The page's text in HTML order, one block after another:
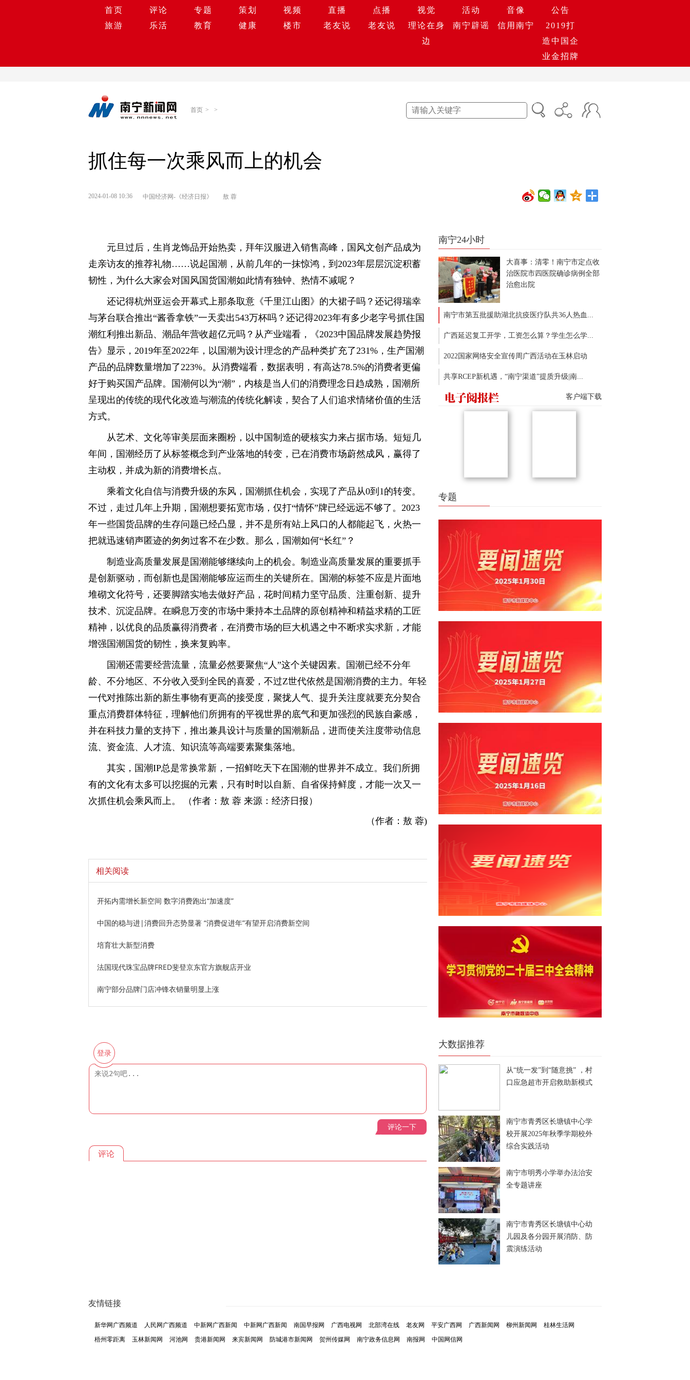
首页 评论 专题 策划 视频 直播 点播 视觉 活动 音像
公告
旅游
乐活 教育 健康 楼市 老友说 老友说
理论在身
边
南宁辟谣 信用南宁
2019打
造中国企
业金招牌
首页 > >
抓住每一次乘风而上的机会
2024-01-08 10:36 中国经济网-《经济日报》 敖 蓉
元旦过后，生肖龙饰品开始热卖，拜年汉服进入销售高峰，国风文创产品成为
走亲访友的推荐礼物……说起国潮，从前几年的一抹惊鸿，到2023年层层沉淀积蓄
韧性，为什么大家会对国风国货国潮如此情有独钟、热情不减呢？
还记得杭州亚运会开幕式上那条取意《千里江山图》的大裙子吗？还记得瑞幸
与茅台联合推出“酱香拿铁”一天卖出543万杯吗？还记得2023年有多少老字号抓住国
潮红利推出新品、潮品年营收超亿元吗？从产业端看，《2023中国品牌发展趋势报
告》显示，2019年至2022年，以国潮为设计理念的产品种类扩充了231%，生产国潮
产品的品牌数量增加了223%。从消费端看，数据表明，有高达78.5%的消费者更偏
好于购买国产品牌。国潮何以为“潮”，内核是当人们的消费理念日趋成熟，国潮所
呈现出的传统的现代化改造与潮流的传统化解读，契合了人们追求情绪价值的生活
方式。
从艺术、文化等审美层面来圈粉，以中国制造的硬核实力来占据市场。短短几
年间，国潮经历了从标签概念到产业落地的转变，已在消费市场蔚然成风，赢得了
主动权，并成为新的消费增长点。
乘着文化自信与消费升级的东风，国潮抓住机会，实现了产品从0到1的转变。
不过，走过几年上升期，国潮想要拓宽市场，仅打“情怀”牌已经远远不够了。2023
年一些国货品牌的生存问题已经凸显，并不是所有站上风口的人都能起飞，火热一
把就迅速销声匿迹的匆匆过客不在少数。那么，国潮如何“长红”？
制造业高质量发展是国潮能够继续向上的机会。制造业高质量发展的重要抓手
是创新驱动，而创新也是国潮能够应运而生的关键所在。国潮的标签不应是片面地
堆砌文化符号，还要脚踏实地去做好产品，花时间精力坚守品质、注重创新、提升
技术、沉淀品牌。在瞬息万变的市场中秉持本土品牌的原创精神和精益求精的工匠
精神，以优良的品质赢得消费者，在消费市场的巨大机遇之中不断求实求新，才能
增强国潮国货的韧性，换来复购率。
国潮还需要经营流量，流量必然要聚焦“人”这个关键因素。国潮已经不分年
龄、不分地区、不分收入受到全民的喜爱，不过Z世代依然是国潮消费的主力。年轻
一代对推陈出新的新生事物有更高的接受度，聚拢人气、提升关注度就要充分契合
重点消费群体特征，理解他们所拥有的平视世界的底气和更加强烈的民族自豪感，
并在科技力量的支持下，推出兼具设计与质量的国潮新品，进而使关注度带动信息
流、资金流、人才流、知识流等高端要素聚集落地。
其实，国潮IP总是常换常新，一招鲜吃天下在国潮的世界并不成立。我们所拥
有的文化有太多可以挖掘的元素，只有时时以自新、自省保持鲜度，才能一次又一
次抓住机会乘风而上。 （作者：敖 蓉 来源：经济日报）
（作者：敖 蓉)
相关阅读
开拓内需增长新空间 数字消费跑出“加速度”
中国的稳与进|消费回升态势显著 “消费促进年”有望开启消费新空间
培育壮大新型消费
法国现代珠宝品牌FRED斐登京东官方旗舰店开业
南宁部分品牌门店冲锋衣销量明显上涨
登录
评论一下
评论
南宁24小时
大喜事：清零！南宁市定点收
治医院市四医院确诊病例全部
治愈出院
南宁市第五批援助湖北抗疫医疗队共36人热血...
广西延迟复工开学，工资怎么算？学生怎么学...
2022国家网络安全宣传周广西活动在玉林启动
共享RCEP新机遇，“南宁渠道”提质升级|南...
客户端下载
专题
大数据推荐
从“统一发”到“随意挑” ，村
口应急超市开启救助新模式
南宁市青秀区长塘镇中心学
校开展2025年秋季学期校外
综合实践活动
南宁市明秀小学举办法治安
全专题讲座
南宁市青秀区长塘镇中心幼
儿园及各分园开展消防、防
震演练活动
友情链接
新华网广西频道 人民网广西频道 中新网广西新闻 中新网广西新闻 南国早报网 广西电视网 北部湾在线 老友网 平安广西网 广西新闻网 柳州新闻网
桂林生活网
梧州零距离
玉林新闻网 河池网 贵港新闻网 来宾新闻网 防城港市新闻网 贺州传媒网 南宁政务信息网 南报网 中国网信网